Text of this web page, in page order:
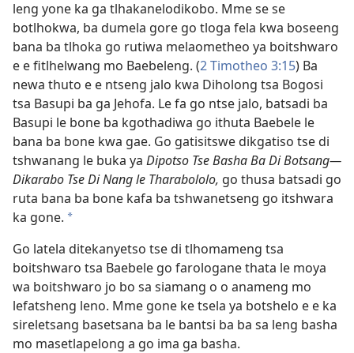
leng yone ka ga tlhakanelodikobo. Mme se se
botlhokwa, ba dumela gore go tloga fela kwa boseeng
bana ba tlhoka go rutiwa melaometheo ya boitshwaro
e e fitlhelwang mo Baebeleng. (2 Timotheo 3:15) Ba
newa thuto e e ntseng jalo kwa Diholong tsa Bogosi
tsa Basupi ba ga Jehofa. Le fa go ntse jalo, batsadi ba
Basupi le bone ba kgothadiwa go ithuta Baebele le
bana ba bone kwa gae. Go gatisitswe dikgatiso tse di
tshwanang le buka ya Dipotso Tse Basha Ba Di Botsang—
Dikarabo Tse Di Nang le Tharabololo, go thusa batsadi go
ruta bana ba bone kafa ba tshwanetseng go itshwara
ka gone. *
Go latela ditekanyetso tse di tlhomameng tsa
boitshwaro tsa Baebele go farologane thata le moya
wa boitshwaro jo bo sa siamang o o anameng mo
lefatsheng leno. Mme gone ke tsela ya botshelo e e ka
sireletsang basetsana ba le bantsi ba ba sa leng basha
mo masetlapelong a go ima ga basha.